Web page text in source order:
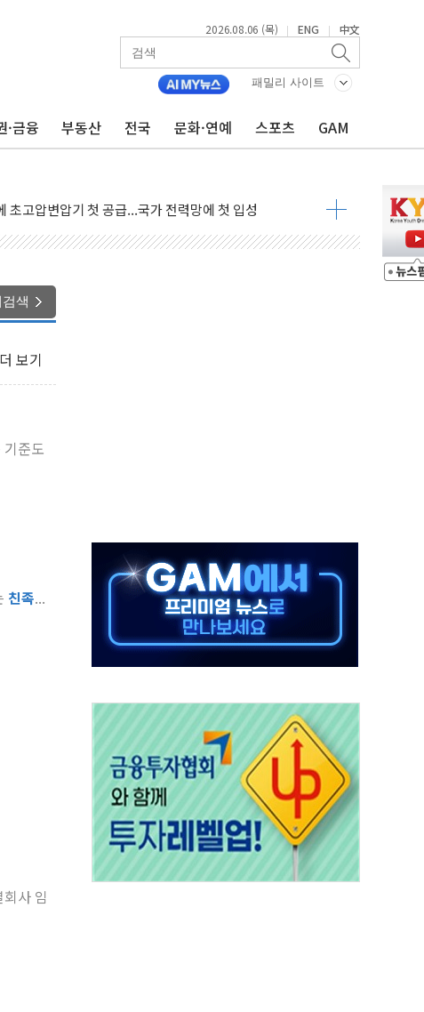
2026.08.06 (목) | ENG | 中文
패밀리 사이트
·금융 부동산 전국 문화·연예 스포츠 GAM
공기관 이전' 대응 '맞손'
상승폭 커졌지만 고가주택 밀집된 강남·서초 둔화
대대적 인상 계획...업계 파장 예고
영업익 14.2% 감소…"온라인 사업으로 성장"
…'현대 테라타워 구리갈매' 공급
만…'매출 절반' 실리콘 반등에 하반기 기대
판 재개해야 여론조사 51.9%…그것이 국민의 뜻"
층 안부에 AI 활용…이주노동자 폭염 방치, 국격 훼손"
과 수시 통화…독립성 논란 재점화
품부와 농촌 창업기업 15곳 키운다
5년 전략적 제휴…HBM 특허 분쟁 종결
는 도구 아닌 동료"…현업 중심 AX 가속
돼 가는 청년들…실제 수요에 맞게 정책 정비"
색
보기
준도
친족...
사 임